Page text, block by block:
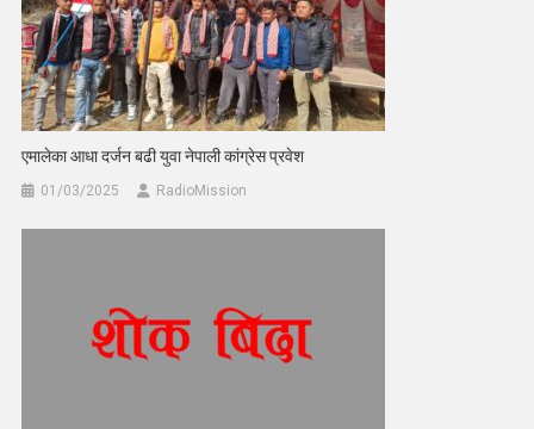
एमालेका आधा दर्जन बढी युवा नेपाली कांग्रेस प्रवेश
01/03/2025 RadioMission